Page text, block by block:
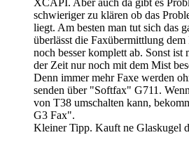
schwieriger zu klären ob das
liegt. Am besten man tut sich das
überlässt die Faxübermittlung
noch besser komplett ab. Sonst ist
der Zeit nur noch mit dem Mist
Denn immer mehr Faxe werden
senden über "Softfax" G711.
von T38 umschalten kann,
G3 Fax".
Kleiner Tipp. Kauft ne Glaskugel